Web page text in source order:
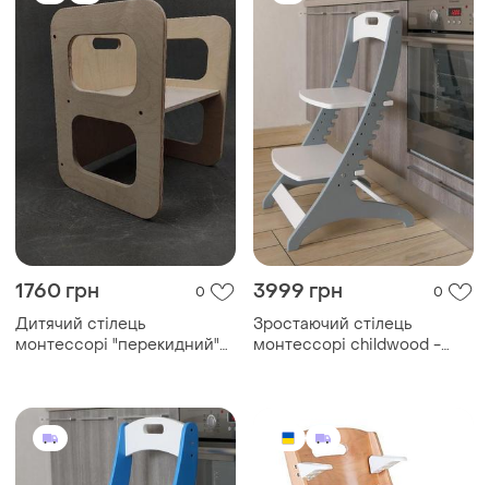
1760 грн 0
Дитячий стілець
монтессорі "перекидний"
3999 грн 0
Зростаючий стілець
монтессорі childwood -